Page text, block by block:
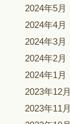
2024年5月
2024年4月
2024年3月
2024年2月
2024年1月
2023年12月
2023年11月